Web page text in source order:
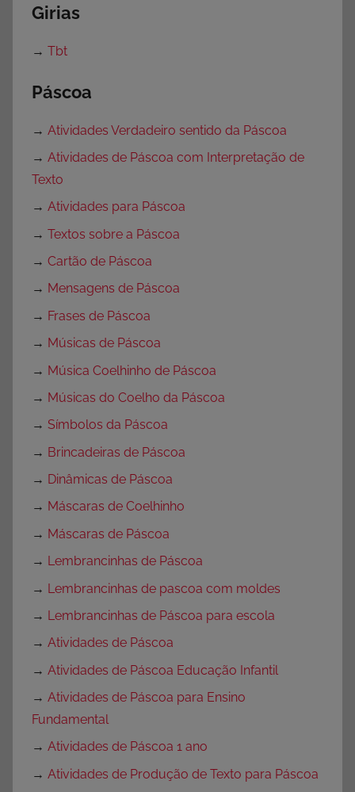
Girias
→ Tbt
Páscoa
→ Atividades Verdadeiro sentido da Páscoa
→ Atividades de Páscoa com Interpretação de
Texto
→ Atividades para Páscoa
→ Textos sobre a Páscoa
→ Cartão de Páscoa
→ Mensagens de Páscoa
→ Frases de Páscoa
→ Músicas de Páscoa
→ Música Coelhinho de Páscoa
→ Músicas do Coelho da Páscoa
→ Símbolos da Páscoa
→ Brincadeiras de Páscoa
→ Dinâmicas de Páscoa
→ Máscaras de Coelhinho
→ Máscaras de Páscoa
→ Lembrancinhas de Páscoa
→ Lembrancinhas de pascoa com moldes
→ Lembrancinhas de Páscoa para escola
→ Atividades de Páscoa
→ Atividades de Páscoa Educação Infantil
→ Atividades de Páscoa para Ensino
Fundamental
→ Atividades de Páscoa 1 ano
→ Atividades de Produção de Texto para Páscoa